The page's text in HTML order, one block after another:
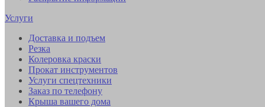
Услуги
Доставка и подъем
Резка
Колеровка краски
Прокат инструментов
Услуги спецтехники
Заказ по телефону
Крыша вашего дома